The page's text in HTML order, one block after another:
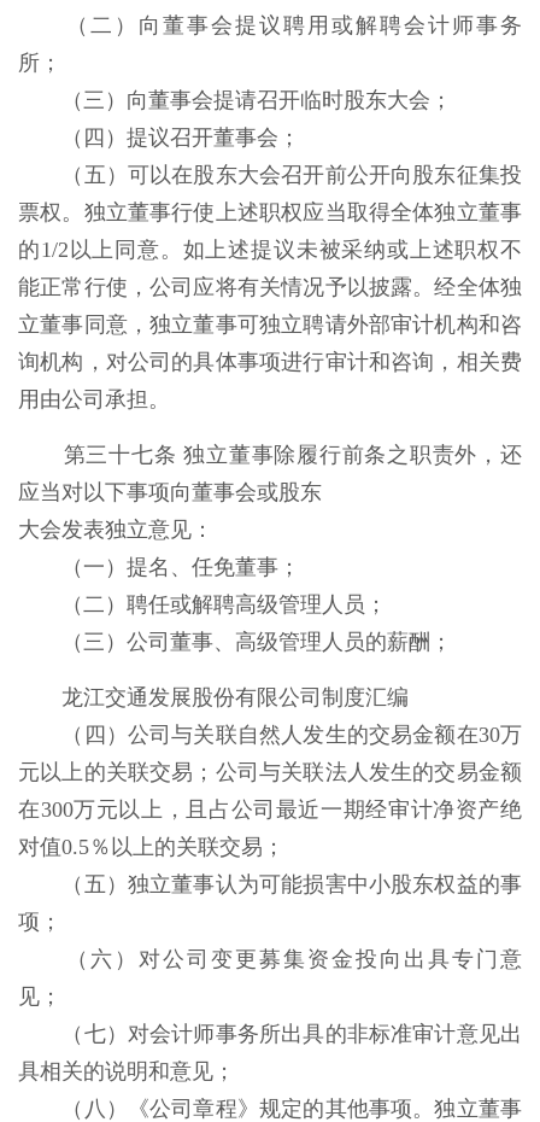
（二）向董事会提议聘用或解聘会计师事务
所；
（三）向董事会提请召开临时股东大会；
（四）提议召开董事会；
（五）可以在股东大会召开前公开向股东征集投
票权。独立董事行使上述职权应当取得全体独立董事
的1/2以上同意。如上述提议未被采纳或上述职权不
能正常行使，公司应将有关情况予以披露。经全体独
立董事同意，独立董事可独立聘请外部审计机构和咨
询机构，对公司的具体事项进行审计和咨询，相关费
用由公司承担。
第三十七条 独立董事除履行前条之职责外，还
应当对以下事项向董事会或股东
大会发表独立意见：
（一）提名、任免董事；
（二）聘任或解聘高级管理人员；
（三）公司董事、高级管理人员的薪酬；
龙江交通发展股份有限公司制度汇编
（四）公司与关联自然人发生的交易金额在30万
元以上的关联交易；公司与关联法人发生的交易金额
在300万元以上，且占公司最近一期经审计净资产绝
对值0.5％以上的关联交易；
（五）独立董事认为可能损害中小股东权益的事
项；
（六）对公司变更募集资金投向出具专门意
见；
（七）对会计师事务所出具的非标准审计意见出
具相关的说明和意见；
（八）《公司章程》规定的其他事项。独立董事